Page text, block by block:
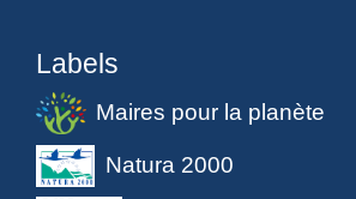
Labels
Maires pour la planète
Natura 2000